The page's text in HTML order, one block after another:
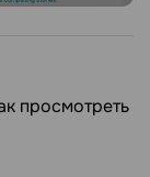
просмотреть